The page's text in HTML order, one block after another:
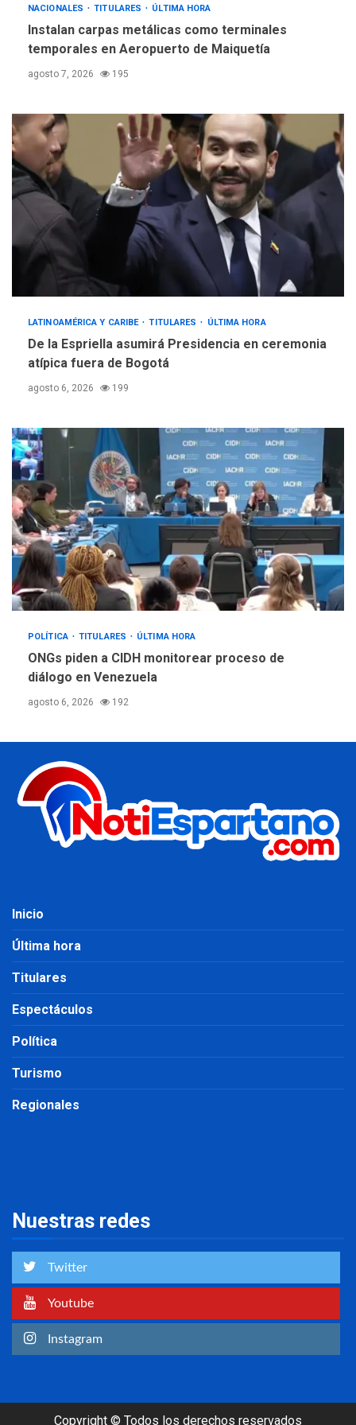
NACIONALES TITULARES ÚLTIMA HORA
Instalan carpas metálicas como terminales
temporales en Aeropuerto de Maiquetía
agosto 7, 2026 195
LATINOAMÉRICA Y CARIBE TITULARES ÚLTIMA HORA
De la Espriella asumirá Presidencia en ceremonia
atípica fuera de Bogotá
agosto 6, 2026 199
POLÍTICA TITULARES ÚLTIMA HORA
ONGs piden a CIDH monitorear proceso de
diálogo en Venezuela
agosto 6, 2026 192
Inicio
Última hora
Titulares
Espectáculos
Política
Turismo
Regionales
Nuestras redes
Twitter
Youtube
Instagram
Copyright © Todos los derechos reservados